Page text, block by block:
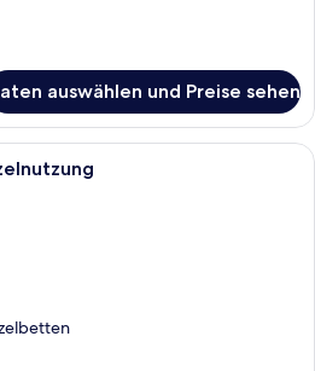
auswählen und Preise sehen
Ein Hotelzimmer mit am Holzpaneel